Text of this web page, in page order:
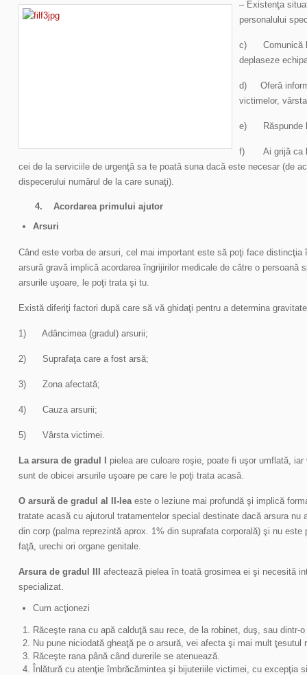
– Existenţa
personalului
c) Comunică
deplaseze
d) Oferă
victimelor,
e) Răspunde
f) Ai grijă ca
cei de la serviciile de urgenţă sa te poată suna dacă este necesar (de
dispecerului numărul de la care sunaţi).
4. Acordarea primului ajutor
Arsuri
Când este vorba de arsuri, cel mai important este să poţi face
arsură gravă implică acordarea îngrijirilor medicale de către o persoană
arsurile uşoare, le poţi trata şi tu.
Există diferiţi factori după care să vă ghidaţi pentru a determina
1) Adâncimea (gradul) arsurii;
2) Suprafaţa care a fost arsă;
3) Zona afectată;
4) Cauza arsurii;
5) Vârsta victimei.
La arsura de gradul I pielea are culoare roşie, poate fi uşor umflată,
sunt de obicei arsurile uşoare pe care le poţi trata acasă.
O arsură de gradul al II-lea este o leziune mai profundă şi implică
tratate acasă cu ajutorul tratamentelor special destinate dacă arsura nu
din corp (palma reprezintă aprox. 1% din suprafata corporală) şi nu
faţă, urechi ori organe genitale.
Arsura de gradul III afectează pielea în toată grosimea ei şi necesită
specializat.
Cum acţionezi
Răceşte rana cu apă calduţă sau rece, de la robinet, duş, sau dintr-
Nu pune niciodată gheaţă pe o arsură, vei afecta şi mai mult ţesutul
Răceşte rana până când durerile se atenuează.
Înlătură cu atenţie îmbrăcămintea şi bijuteriile victimei, cu excepţia